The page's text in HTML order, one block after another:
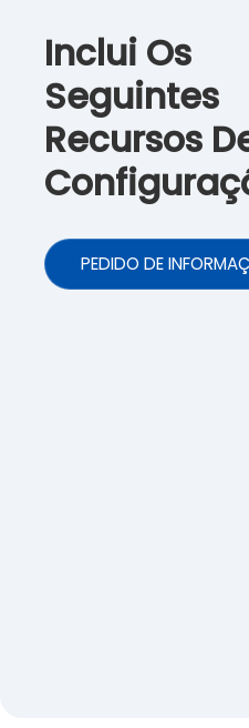
Inclui Os
Seguintes
Recursos
PEDIDO DE